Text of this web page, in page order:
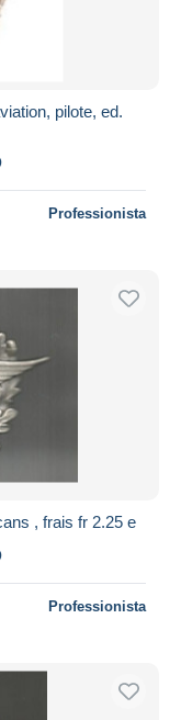
pilote, ed.
Professionista
, frais fr 2.25 e
Professionista